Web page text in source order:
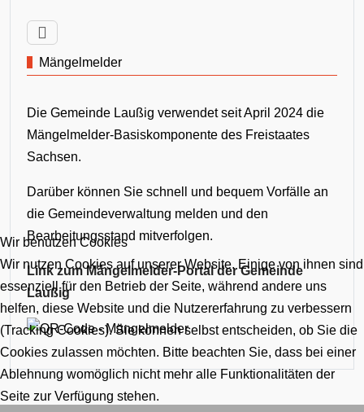
Mängelmelder
Die Gemeinde Laußig verwendet seit April 2024 die
Mängelmelder-Basiskomponente des Freistaates
Sachsen.
Darüber können Sie schnell und bequem Vorfälle an
die Gemeindeverwaltung melden und den
Bearbeitungsstand mitverfolgen.
Link zum Mängelmelder-Portal der Gemeinde
Laußig
Wir benutzen Cookies
Wir nutzen Cookies auf unserer Website. Einige von ihnen sind
essenziell für den Betrieb der Seite, während andere uns
helfen, diese Website und die Nutzererfahrung zu verbessern
(Tracking Cookies). Sie können selbst entscheiden, ob Sie die
Cookies zulassen möchten. Bitte beachten Sie, dass bei einer
Ablehnung womöglich nicht mehr alle Funktionalitäten der
Seite zur Verfügung stehen.